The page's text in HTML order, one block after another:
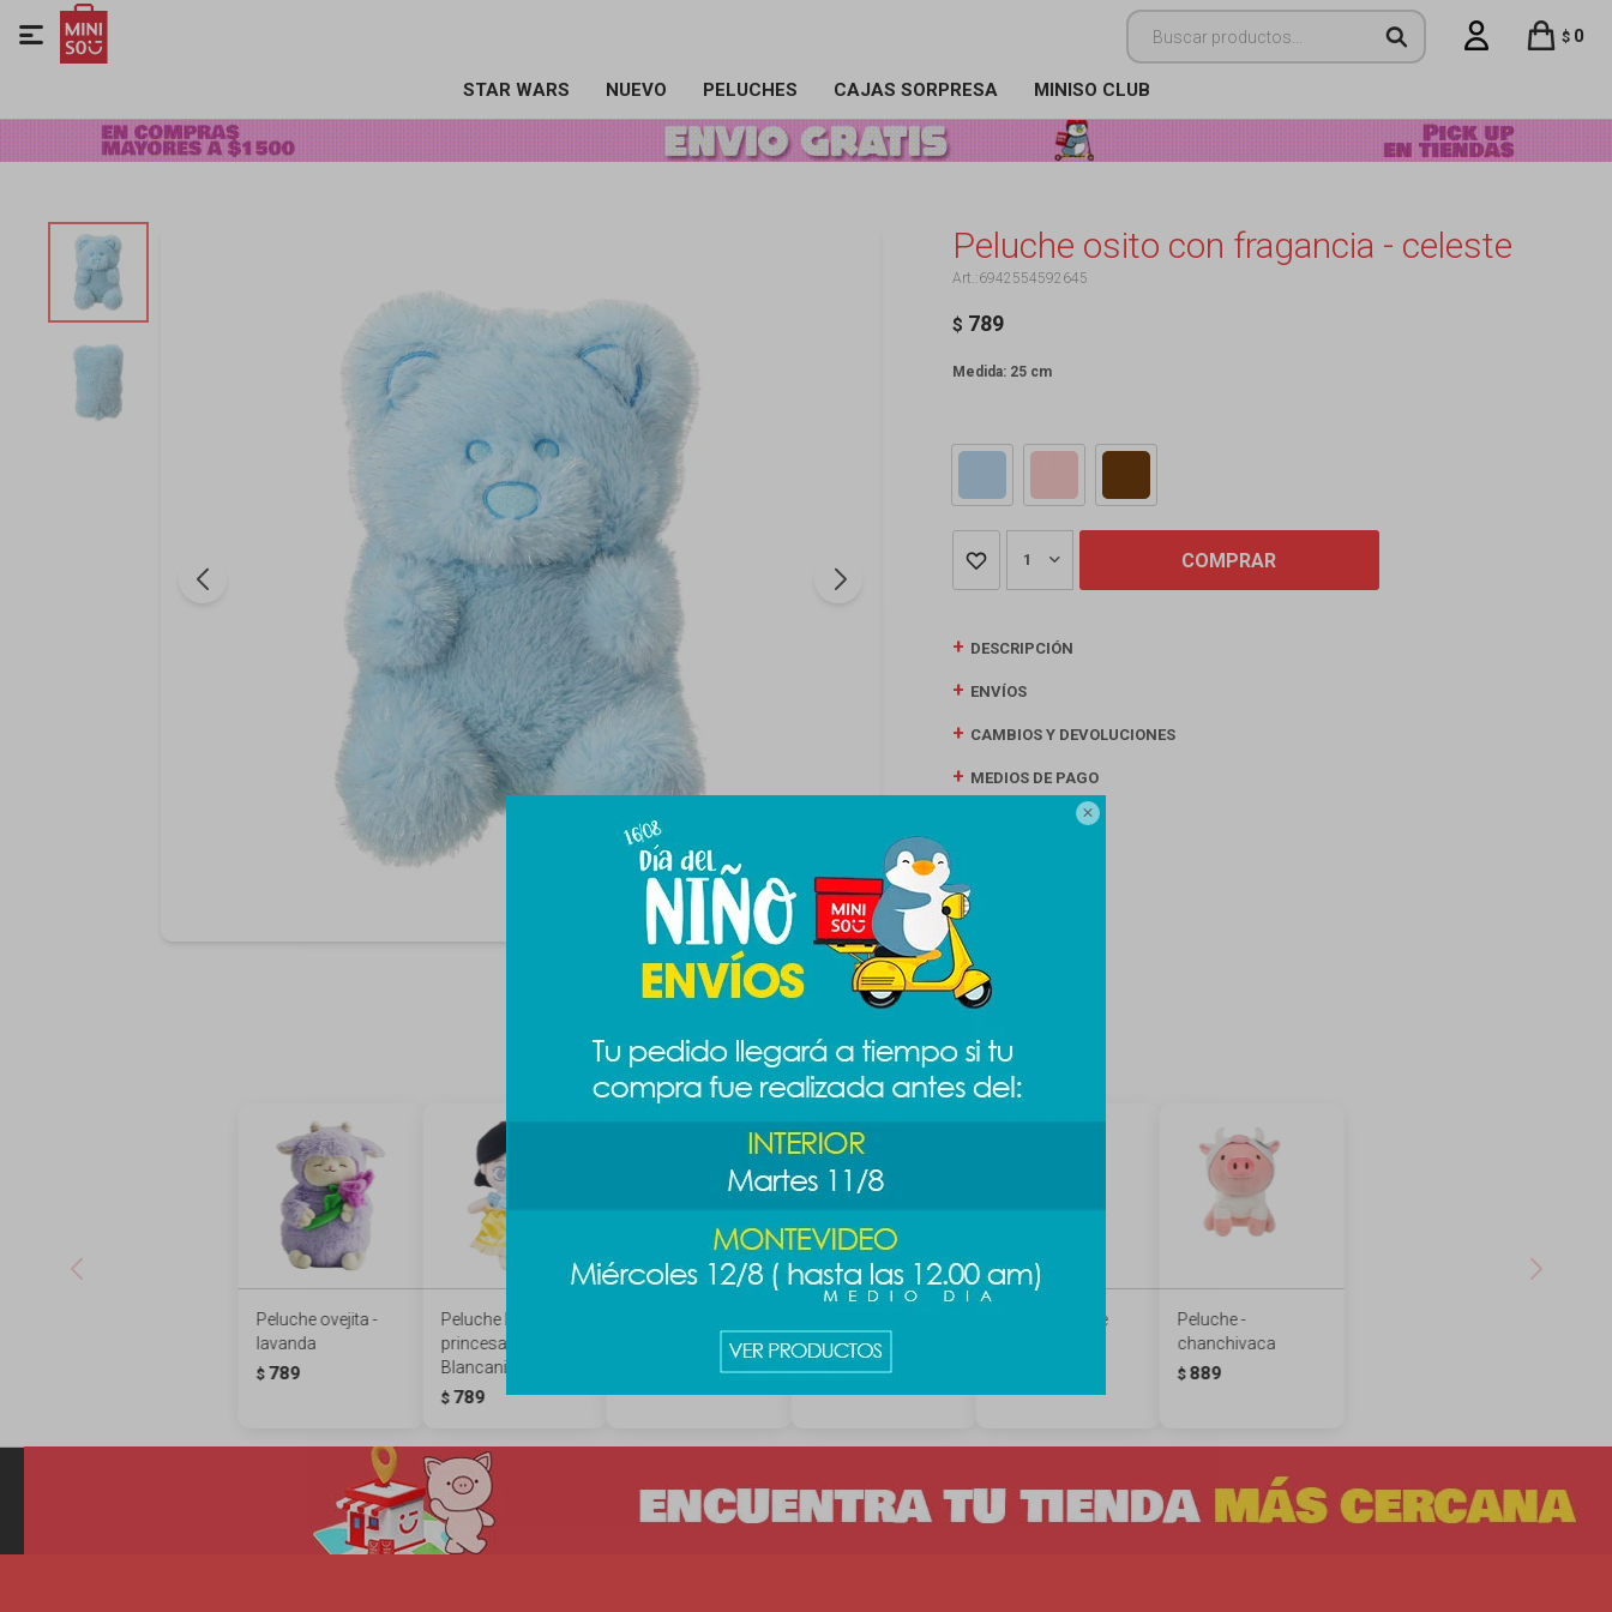

STAR WARS NUEVO PELUCHES CAJAS SORPRESA MINISO CLUB
$ 0

Peluche osito con fragancia - celeste
6942554592645
$ 789
Medida: 25 cm
1 COMPRAR
DESCRIPCIÓN
ENVÍOS
CAMBIOS Y DEVOLUCIONES
MEDIOS DE PAGO
Productos que te pueden interesar
Peluche ovejita -
lavanda
$ 789
Peluche Disney
princesas -
Blancanieves
$ 789
989
cm - Kuromi
$ 889
Peluche Winnie
Peluche -
chanchivaca
$ 889